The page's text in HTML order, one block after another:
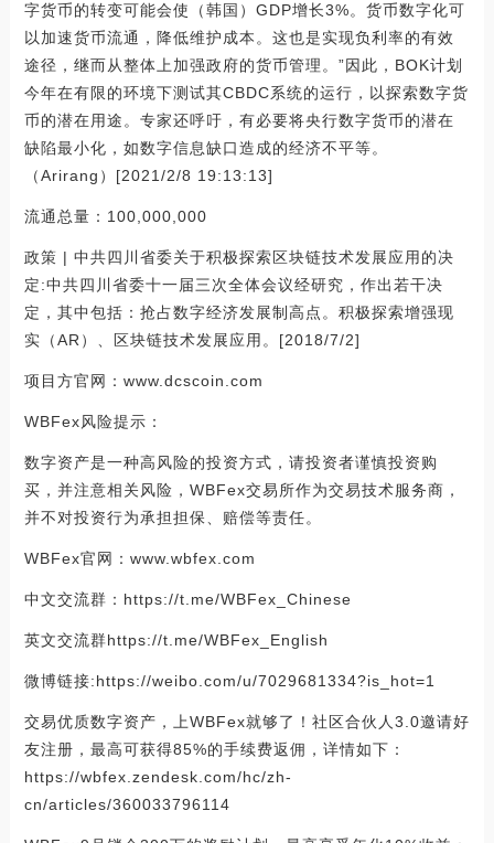
字货币的转变可能会使（韩国）GDP增长3%。货币数字化可
以加速货币流通，降低维护成本。这也是实现负利率的有效
途径，继而从整体上加强政府的货币管理。”因此，BOK计划
今年在有限的环境下测试其CBDC系统的运行，以探索数字货
币的潜在用途。专家还呼吁，有必要将央行数字货币的潜在
缺陷最小化，如数字信息缺口造成的经济不平等。
（Arirang）[2021/2/8 19:13:13]
流通总量：100,000,000
政策 | 中共四川省委关于积极探索区块链技术发展应用的决
定:中共四川省委十一届三次全体会议经研究，作出若干决
定，其中包括：抢占数字经济发展制高点。积极探索增强现
实（AR）、区块链技术发展应用。[2018/7/2]
项目方官网：www.dcscoin.com
WBFex风险提示：
数字资产是一种高风险的投资方式，请投资者谨慎投资购
买，并注意相关风险，WBFex交易所作为交易技术服务商，
并不对投资行为承担担保、赔偿等责任。
WBFex官网：www.wbfex.com
中文交流群：https://t.me/WBFex_Chinese
英文交流群https://t.me/WBFex_English
微博链接:https://weibo.com/u/7029681334?is_hot=1
交易优质数字资产，上WBFex就够了！社区合伙人3.0邀请好
友注册，最高可获得85%的手续费返佣，详情如下：
https://wbfex.zendesk.com/hc/zh-
cn/articles/360033796114